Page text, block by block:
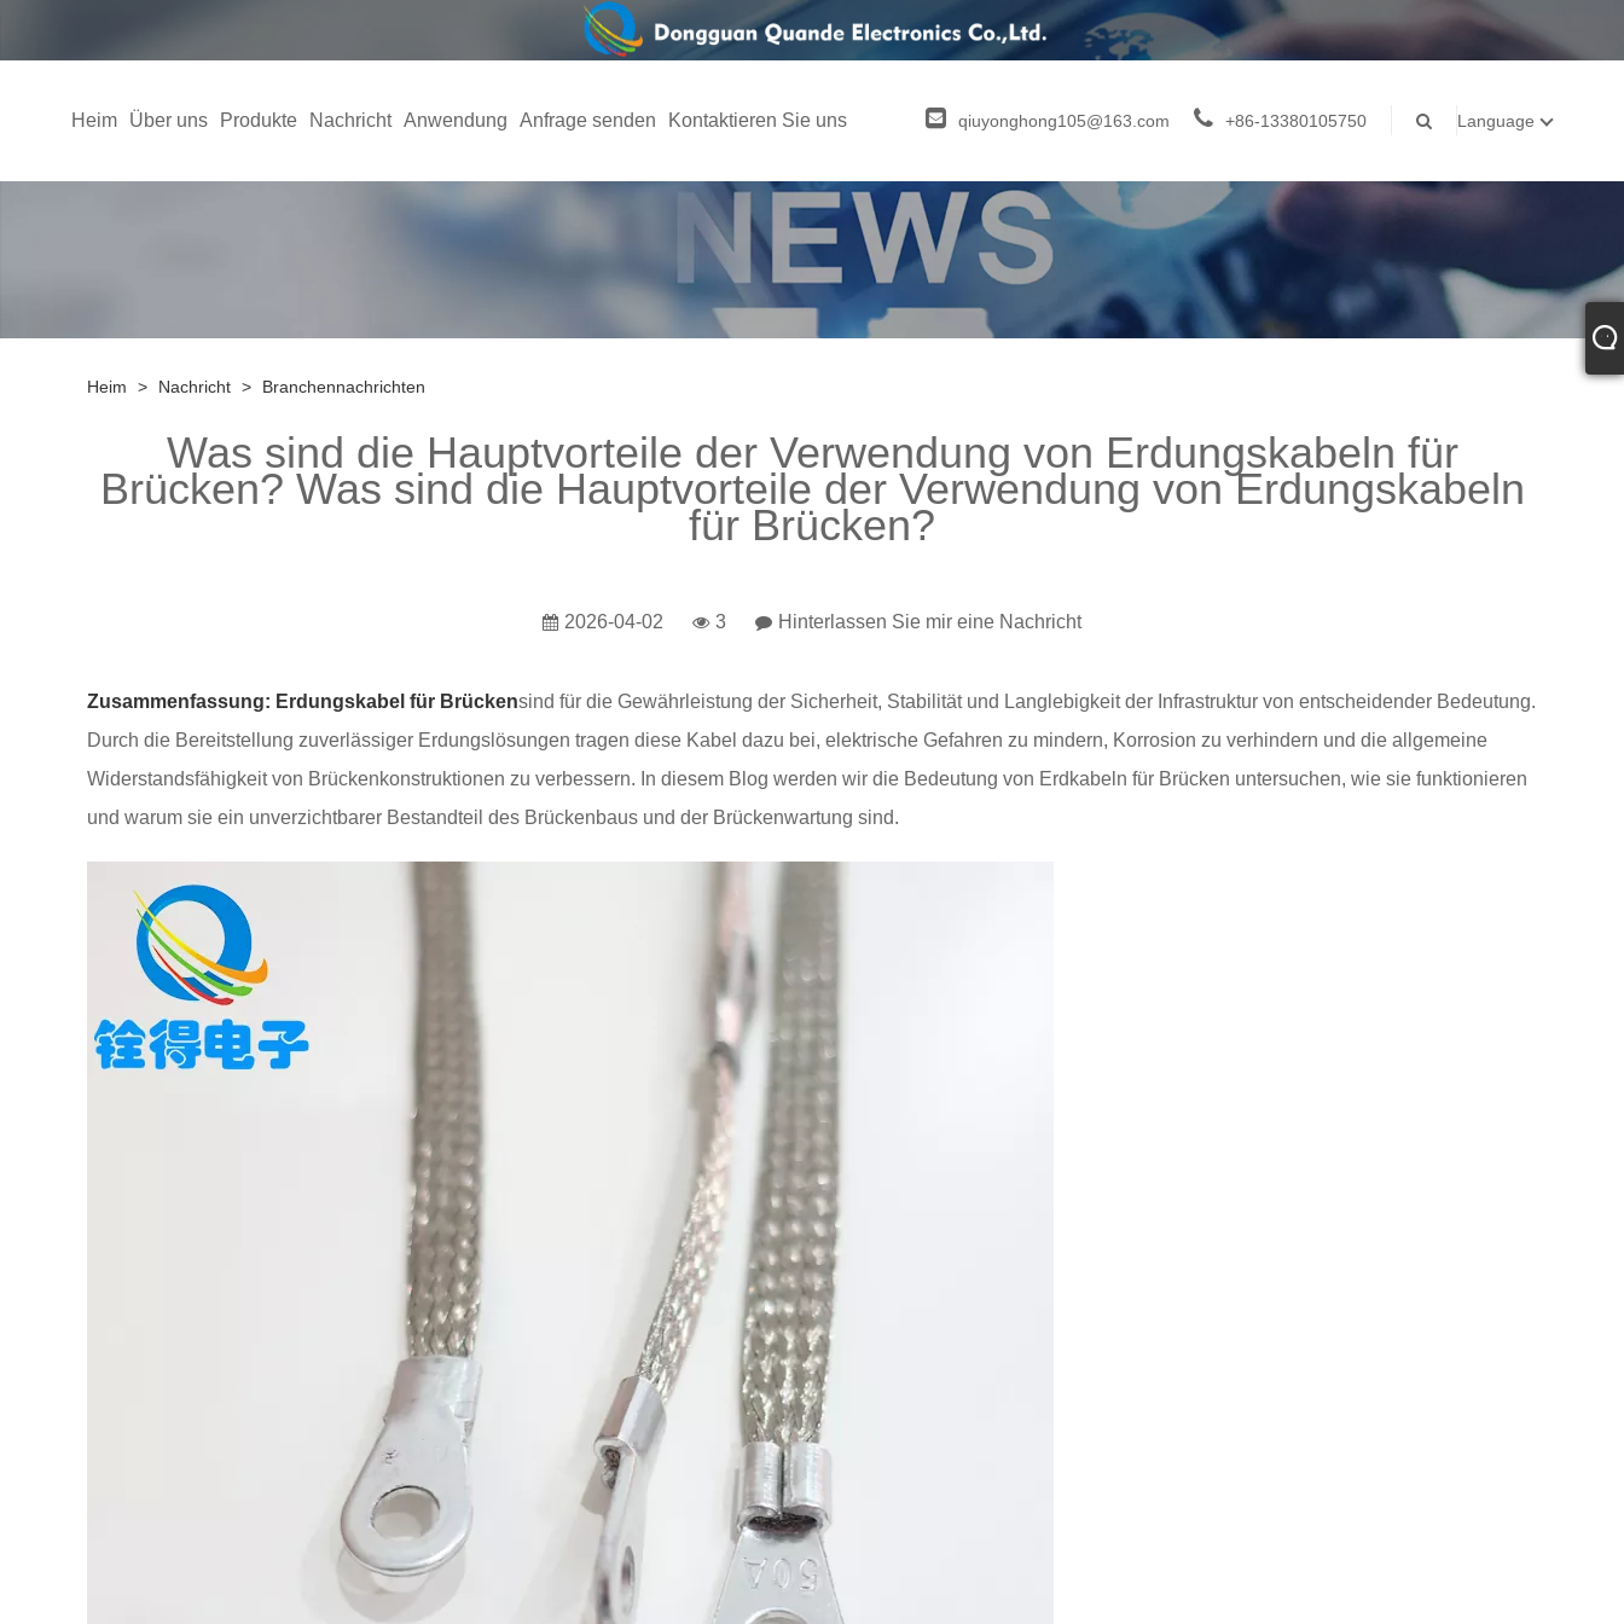
Heim Über uns Produkte Nachricht Anwendung Anfrage senden Kontaktieren Sie uns qiuyonghong105@163.com +86-13380105750 Language
Heim > Nachricht > Branchennachrichten
Was sind die Hauptvorteile der Verwendung von Erdungskabeln für
Brücken? Was sind die Hauptvorteile der Verwendung von Erdungskabeln
für Brücken?
2026-04-02 3 Hinterlassen Sie mir eine Nachricht
Zusammenfassung: Erdungskabel für Brückensind für die Gewährleistung der Sicherheit, Stabilität und Langlebigkeit der Infrastruktur von entscheidender Bedeutung.
Durch die Bereitstellung zuverlässiger Erdungslösungen tragen diese Kabel dazu bei, elektrische Gefahren zu mindern, Korrosion zu verhindern und die allgemeine
Widerstandsfähigkeit von Brückenkonstruktionen zu verbessern. In diesem Blog werden wir die Bedeutung von Erdkabeln für Brücken untersuchen, wie sie funktionieren
und warum sie ein unverzichtbarer Bestandteil des Brückenbaus und der Brückenwartung sind.